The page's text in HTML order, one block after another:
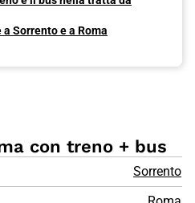
Sorrento e a Roma
con treno + bus
Sorrento